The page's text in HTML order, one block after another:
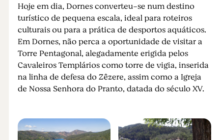
Hoje em dia, Dornes converteu-se num destino
turístico de pequena escala, ideal para roteiros
culturais ou para a prática de desportos aquáticos.
Em Dornes, não perca a oportunidade de visitar a
Torre Pentagonal, alegadamente erigida pelos
Cavaleiros Templários como torre de vigia, inserida
na linha de defesa do Zêzere, assim como a Igreja
de Nossa Senhora do Pranto, datada do século XV.